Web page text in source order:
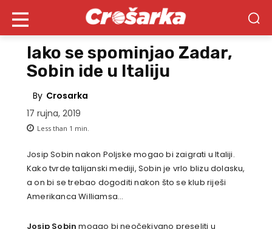
Iako se spominjao Zadar,
Sobin ide u Italiju
By Crosarka
17 rujna, 2019
Less than 1 min.
Josip Sobin nakon Poljske mogao bi zaigrati u Italiji.
Kako tvrde talijanski mediji, Sobin je vrlo blizu dolasku,
a on bi se trebao dogoditi nakon što se klub riješi
Amerikanca Williamsa…
Josip Sobin mogao bi neočekivano preseliti u